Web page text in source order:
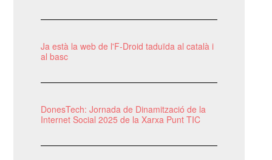
Ja està la web de l'F-Droid taduïda al català i
al basc
DonesTech: Jornada de Dinamització de la
Internet Social 2025 de la Xarxa Punt TIC